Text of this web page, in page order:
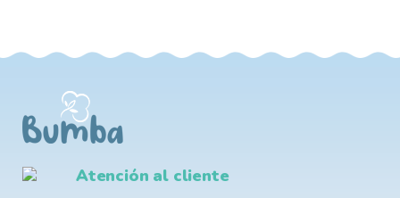
Atención al cliente